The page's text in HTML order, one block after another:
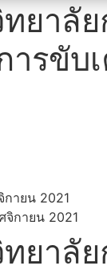
ยาลั
รขับ
กายน 2021
จิกายน 2021
ยาลั